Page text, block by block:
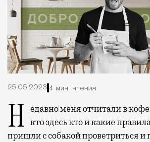
25.05.2023 4 мин. чтения
Недавно меня отчитали в кофейне, разъяснив, кто здесь кто и какие
пришли с собакой проветриться и